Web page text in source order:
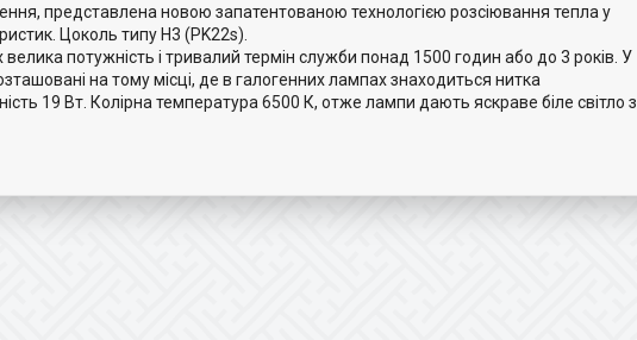
представлена новою запатентованою технологією розсіювання тепла у
Цоколь типу H3 (PK22s).
потужність і тривалий термін служби понад 1500 годин або до 3 років. У
на тому місці, де в галогенних лампах знаходиться нитка
19 Вт. Колірна температура 6500 К, отже лампи дають яскраве біле світло з